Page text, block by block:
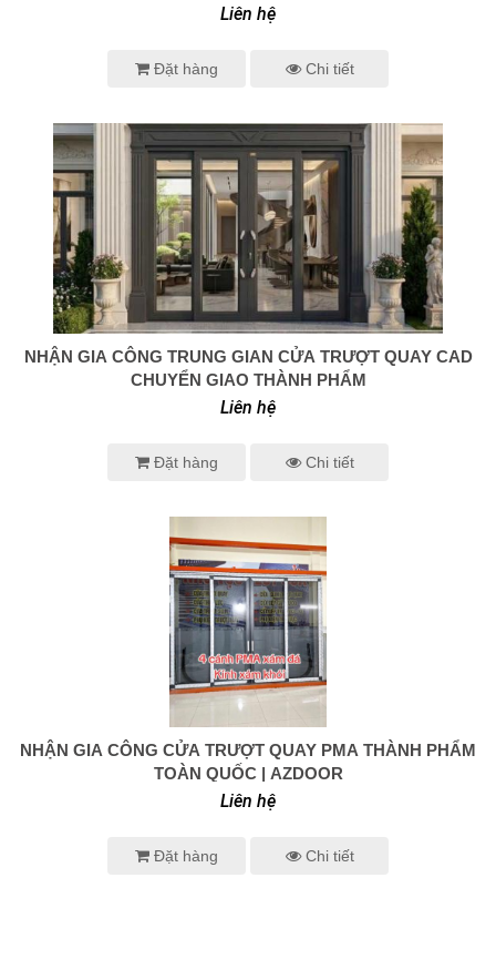
Liên hệ
Đặt hàng Chi tiết
0938 414 005
NHẬN GIA CÔNG TRUNG GIAN CỬA TRƯỢT QUAY CAD
CHUYỂN GIAO THÀNH PHẨM
Liên hệ
Đặt hàng Chi tiết
0938 414 005
NHẬN GIA CÔNG CỬA TRƯỢT QUAY PMA THÀNH PHẨM
TOÀN QUỐC | AZDOOR
Liên hệ
Đặt hàng Chi tiết